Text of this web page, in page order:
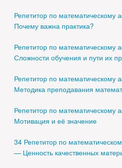
Репетитор по математическому
Почему важна практика?
Репетитор по математическому
Сложности обучения и пути их
Репетитор по математическому
Методика преподавания
Репетитор по математическому
Мотивация и её значение
34 Репетитор по
— Ценность качественных